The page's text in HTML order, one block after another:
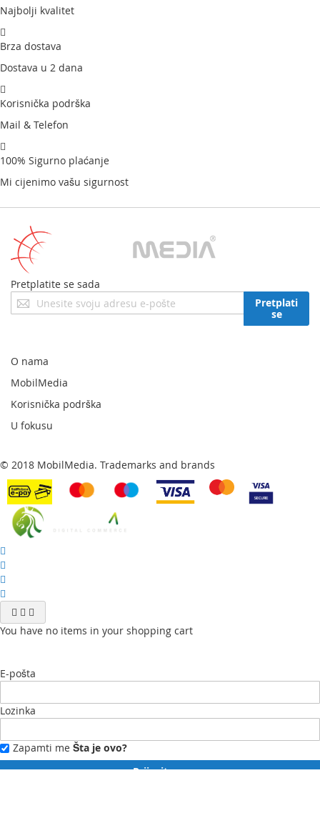
Najbolji kvalitet
Brza dostava
Dostava u 2 dana
Korisnička podrška
Mail & Telefon
100% Sigurno plaćanje
Mi cijenimo vašu sigurnost
Pretplatite se sada
Prijavite
se
newsletter:
Pretplati
se
O nama
MobilMedia
Korisnička podrška
U fokusu
© 2018 MobilMedia. Trademarks and brands
You have no items in your shopping cart
E-pošta
Lozinka
Zapamti me Šta je ovo?
Prijavite se